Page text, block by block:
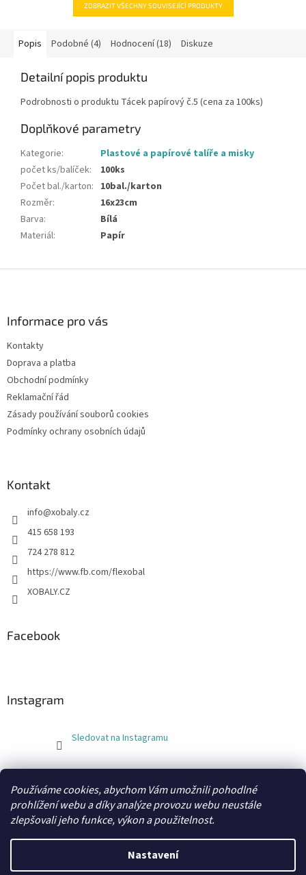
Používáme cookies, abychom Vám umožnili pohodlné
prohlížení webu a díky analýze provozu webu neustále
zlepšovali jeho funkce, výkon a použitelnost.
Nastavení
ZOBRAZIT VŠECHNY SOUVISEJÍCÍ PRODUKTY
Popis Podobné (4) Hodnocení (18) Diskuze
Detailní popis produktu
Podrobnosti o produktu Tácek papírový č.5 (cena za 100ks)
Doplňkové parametry
Kategorie:
Plastové a papírové talíře a misky
počet ks/balíček:
100ks
Počet bal./karton: 10bal./karton
Rozměr:
16x23cm
Barva:
Bílá
Materiál: Papír
Informace pro vás
Kontakty
Doprava a platba
Obchodní podmínky
Reklamační řád
Zásady používání souborů cookies
Podmínky ochrany osobních údajů
Kontakt
info@xobaly.cz
415 658 193
724 278 812
https://www.fb.com/flexobal
XOBALY.CZ
Facebook
Instagram
Sledovat na Instagramu